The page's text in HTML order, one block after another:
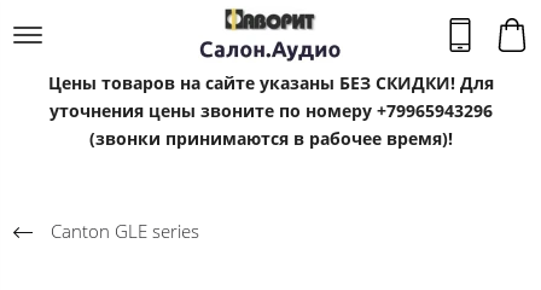
Цены товаров на сайте указаны БЕЗ СКИДКИ! Для
уточнения цены звоните по номеру +79965943296
(звонки принимаются в рабочее время)!
Canton GLE series